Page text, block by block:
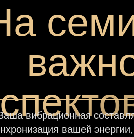
вибрационная
вашей